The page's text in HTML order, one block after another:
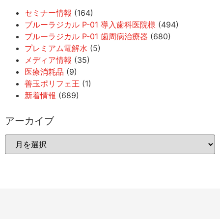
セミナー情報 (164)
ブルーラジカル P-01 導入歯科医院様 (494)
ブルーラジカル P-01 歯周病治療器 (680)
プレミアム電解水 (5)
メディア情報 (35)
医療消耗品 (9)
善玉ポリフェ王 (1)
新着情報 (689)
アーカイブ